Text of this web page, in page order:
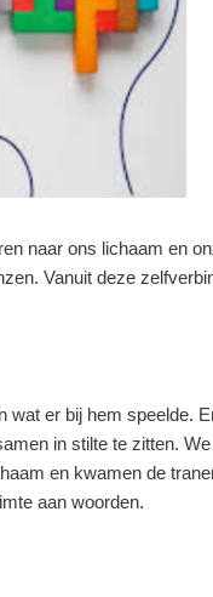
naar ons lichaam en
Vanuit deze
wat er bij hem speelde.
in stilte te zitten.
en kwamen de
aan woorden.